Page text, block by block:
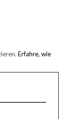
Erfahre, wie